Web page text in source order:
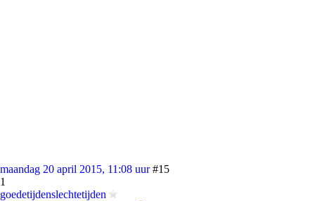
maandag 20 april 2015, 11:08 uur #15
1
goedetijdenslechtetijden